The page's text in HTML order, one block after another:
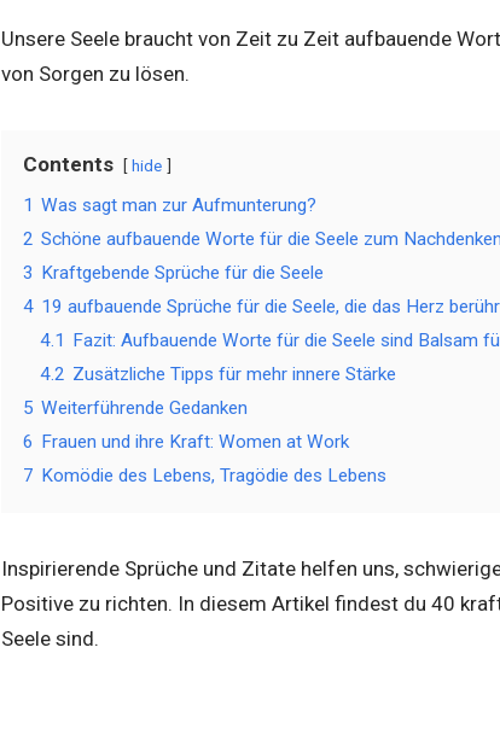
Unsere Seele braucht von Zeit zu Zeit aufbauende
von Sorgen zu lösen.
Contents hide
1 Was sagt man zur Aufmunterung?
2 Schöne aufbauende Worte für die Seele zum Nachdenken
3 Kraftgebende Sprüche für die Seele
4 19 aufbauende Sprüche für die Seele, die das Herz
4.1 Fazit: Aufbauende Worte für die Seele sind Balsam
4.2 Zusätzliche Tipps für mehr innere Stärke
5 Weiterführende Gedanken
6 Frauen und ihre Kraft: Women at Work
7 Komödie des Lebens, Tragödie des Lebens
Inspirierende Sprüche und Zitate helfen uns,
Positive zu richten. In diesem Artikel findest du 40
Seele sind.